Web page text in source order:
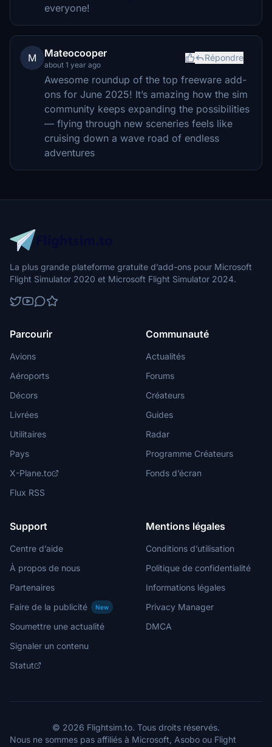
everyone!
M Mateocooper
about 1 year ago
Répondre
Awesome roundup of the top freeware add-
ons for June 2025! It’s amazing how the sim
community keeps expanding the possibilities
— flying through new sceneries feels like
cruising down a wave road of endless
adventures
La plus grande plateforme gratuite d’add-ons pour Microsoft
Flight Simulator 2020 et Microsoft Flight Simulator 2024.
Parcourir
Avions
Aéroports
Décors
Livrées
Utilitaires
Pays
X-Plane.to
Flux RSS
Communauté
Actualités
Forums
Créateurs
Guides
Radar
Programme Créateurs
Fonds d’écran
Support
Centre d’aide
À propos de nous
Partenaires
Faire de la publicité
New
Soumettre une actualité
Signaler un contenu
Statut
Mentions légales
Conditions d’utilisation
Politique de confidentialité
Informations légales
Privacy Manager
DMCA
© 2026 Flightsim.to. Tous droits réservés.
Nous ne sommes pas affiliés à Microsoft, Asobo ou Flight